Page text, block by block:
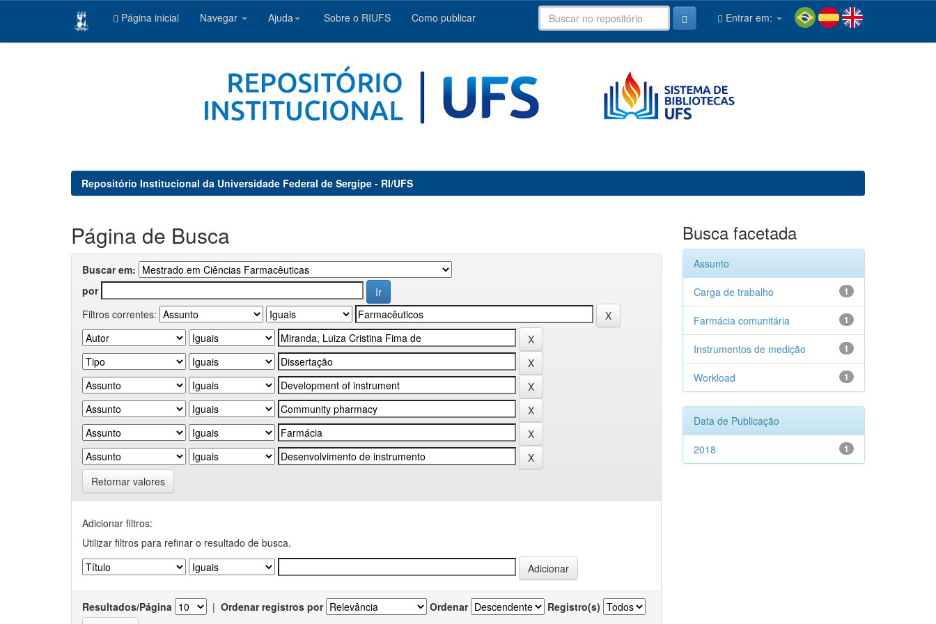
Página inicial Navegar Ajuda Sobre o RIUFS Como publicar Entrar em:
Repositório Institucional da Universidade Federal de Sergipe - RI/UFS
Página de Busca
Buscar em:
por
Filtros correntes:
Retornar valores
Adicionar filtros:
Utilizar filtros para refinar o resultado de busca.
Resultados/Página | Ordenar registros por Ordenar Registro(s)
Busca facetada
Assunto
1
Carga de trabalho
1
Farmácia comunitária
1
Instrumentos de medição
1
Workload
Data de Publicação
1
2018